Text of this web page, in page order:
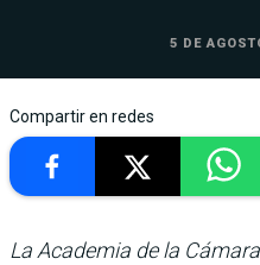
5 DE
Compartir en redes
La Academia de la